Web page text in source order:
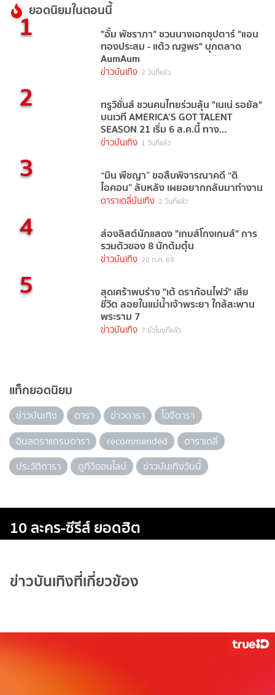
ยอดนิยมในตอนนี้
1 "อั้ม พัชราภา" ชวนนางเอกซุปตาร์ "แอน
ทองประสม - แต้ว ณฐพร" บุกตลาด
AumAum
ข่าวบันเทิง 2 วันที่แล้ว
2 ทรูวิชั่นส์ ชวนคนไทยร่วมลุ้น "เนเน่ รอยัล"
บนเวที AMERICA’S GOT TALENT
SEASON 21 เริ่ม 6 ส.ค.นี้ ทาง
TrueVisions NOW
ข่าวบันเทิง 1 วันที่แล้ว
3 “มิน พีชญา” ขอสืบพิจารณาคดี “ดิ
ไอคอน” ลับหลัง เผยอยากกลับมาทำงาน
ดาราเดลี่บันเทิง 2 วันที่แล้ว
4 ส่องลิสต์นักแสดง "เกมส์โกงเกมส์" การ
รวมตัวของ 8 นักต้มตุ๋น
ข่าวบันเทิง 20 ก.ค. 69
5 สุดเศร้าพบร่าง "เต้ ดราก้อนไฟว์" เสีย
ชีวิต ลอยในแม่น้ำเจ้าพระยา ใกล้สะพาน
พระราม 7
ข่าวบันเทิง 7 ชั่วโมงที่แล้ว
แท็กยอดนิยม
ข่าวบันเทิง ดารา ข่าวดารา
ไอจีดารา
อินสตราแกรมดารา
recommended
ดาราเดลี่
ประวัติดารา
ดูทีวีออนไลน์ ข่าวบันเทิงวันนี้
10 ละคร-ซีรีส์ ยอดฮิต
ข่าวบันเทิงที่เกี่ยวข้อง